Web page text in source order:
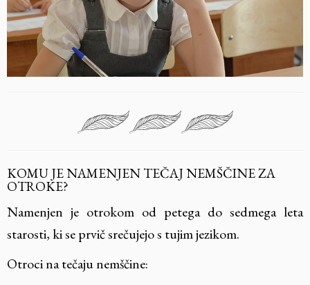
KOMU JE NAMENJEN TEČAJ NEMŠČINE ZA
OTROKE?
Namenjen je otrokom od petega do sedmega leta
starosti, ki se prvič srečujejo s tujim jezikom.
Otroci na tečaju nemščine: